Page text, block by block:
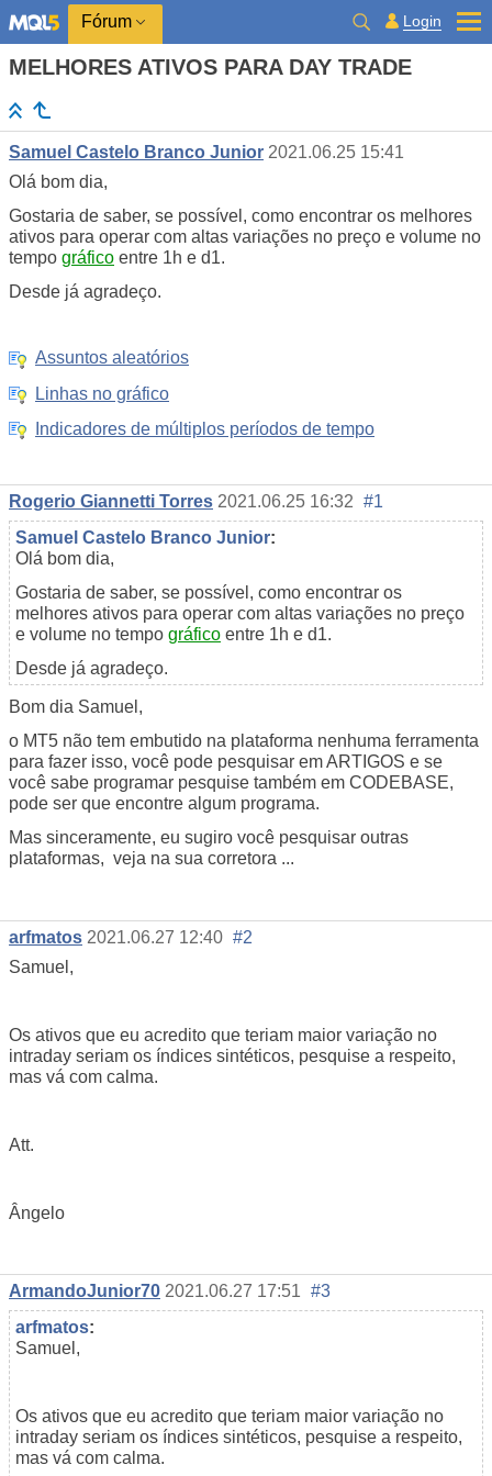
Fórum Login
MELHORES ATIVOS PARA DAY TRADE
Samuel Castelo Branco Junior 2021.06.25 15:41
Olá bom dia,
Gostaria de saber, se possível, como encontrar os melhores
ativos para operar com altas variações no preço e volume no
tempo gráfico entre 1h e d1.
Desde já agradeço.
Assuntos aleatórios
Linhas no gráfico
Indicadores de múltiplos períodos de tempo
Rogerio Giannetti Torres 2021.06.25 16:32 #1
Samuel Castelo Branco Junior:
Olá bom dia,
Gostaria de saber, se possível, como encontrar os
melhores ativos para operar com altas variações no preço
e volume no tempo gráfico entre 1h e d1.
Desde já agradeço.
Bom dia Samuel,
o MT5 não tem embutido na plataforma nenhuma ferramenta
para fazer isso, você pode pesquisar em ARTIGOS e se
você sabe programar pesquise também em CODEBASE,
pode ser que encontre algum programa.
Mas sinceramente, eu sugiro você pesquisar outras
plataformas, veja na sua corretora ...
arfmatos 2021.06.27 12:40 #2
Samuel,
Os ativos que eu acredito que teriam maior variação no
intraday seriam os índices sintéticos, pesquise a respeito,
mas vá com calma.
Att.
Ângelo
ArmandoJunior70 2021.06.27 17:51 #3
arfmatos:
Samuel,
Os ativos que eu acredito que teriam maior variação no
intraday seriam os índices sintéticos, pesquise a respeito,
mas vá com calma.